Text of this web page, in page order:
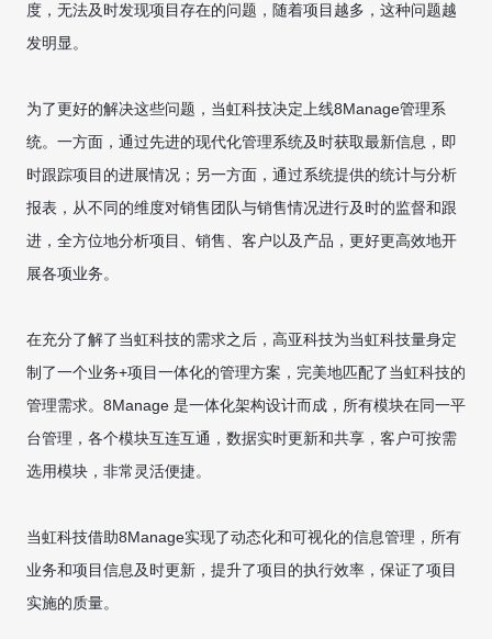
度，无法及时发现项目存在的问题，随着项目越多，这种问题越
发明显。
为了更好的解决这些问题，当虹科技决定上线8Manage管理系
统。一方面，通过先进的现代化管理系统及时获取最新信息，即
时跟踪项目的进展情况；另一方面，通过系统提供的统计与分析
报表，从不同的维度对销售团队与销售情况进行及时的监督和跟
进，全方位地分析项目、销售、客户以及产品，更好更高效地开
展各项业务。
在充分了解了当虹科技的需求之后，高亚科技为当虹科技量身定
制了一个业务+项目一体化的管理方案，完美地匹配了当虹科技的
管理需求。8Manage 是一体化架构设计而成，所有模块在同一平
台管理，各个模块互连互通，数据实时更新和共享，客户可按需
选用模块，非常灵活便捷。
当虹科技借助8Manage实现了动态化和可视化的信息管理，所有
业务和项目信息及时更新，提升了项目的执行效率，保证了项目
实施的质量。